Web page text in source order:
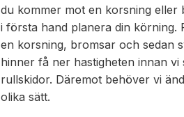
du kommer mot en korsning eller
i första hand planera din körning.
en korsning, bromsar och sedan
hinner få ner hastigheten innan vi
rullskidor. Däremot behöver vi
olika sätt.